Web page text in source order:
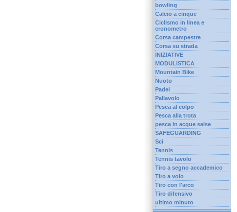
bowling
Calcio a cinque
Ciclismo in linea e
cronometro
Corsa campestre
Corsa su strada
INIZIATIVE
MODULISTICA
Mountain Bike
Nuoto
Padel
Pallavolo
Pesca al colpo
Pesca alla trota
pesca in acque salse
SAFEGUARDING
Sci
Tennis
Tennis tavolo
Tiro a segno accademico
Tiro a volo
Tiro con l'arco
Tiro difensivo
ultimo minuto